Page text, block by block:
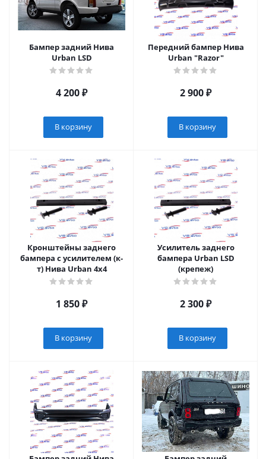
Бампер задний Нива
Urban LSD
4 200₽
В корзину
Передний бампер Нива
Urban "Razor"
2 900₽
В корзину
Кронштейны заднего
бампера с усилителем (к-
т) Нива Urban 4x4
1 850₽
В корзину
Усилитель заднего
бампера Urban LSD
(крепеж)
2 300₽
В корзину